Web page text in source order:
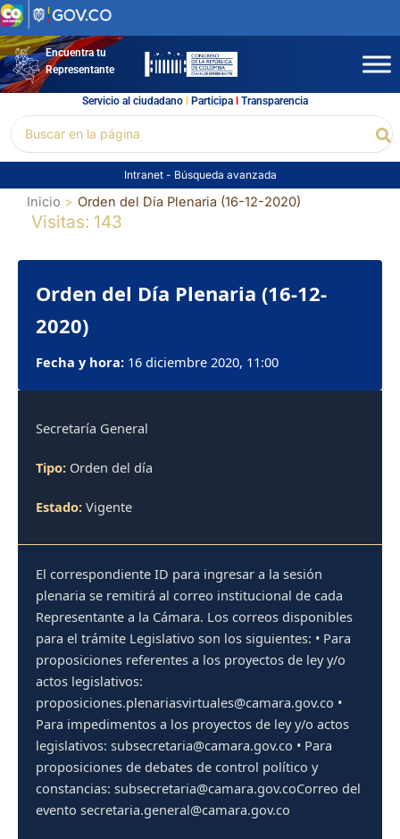
Ir
al
contenidoEncuentra tu
Representante
Servicio al ciudadano l Participal Transparencia
por:
Intranet - Búsqueda avanzada
Inicio Orden del Día Plenaria (16-12-2020)
Visitas: 143
Orden del Día Plenaria (16-12-
2020)
Fecha y hora: 16 diciembre 2020, 11:00
Secretaría General
Tipo: Orden del día
Estado: Vigente
El correspondiente ID para ingresar a la sesión
plenaria se remitirá al correo institucional de cada
Representante a la Cámara. Los correos disponibles
para el trámite Legislativo son los siguientes: • Para
proposiciones referentes a los proyectos de ley y/o
actos legislativos:
proposiciones.plenariasvirtuales@camara.gov.co •
Para impedimentos a los proyectos de ley y/o actos
legislativos: subsecretaria@camara.gov.co • Para
proposiciones de debates de control político y
constancias: subsecretaria@camara.gov.coCorreo del
evento secretaria.general@camara.gov.co